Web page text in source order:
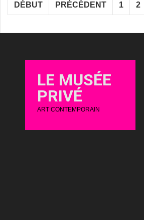
DÉBUT PRÉCÉDENT 1 2
LE MUSÉE
PRIVÉ
ART CONTEMPORAIN